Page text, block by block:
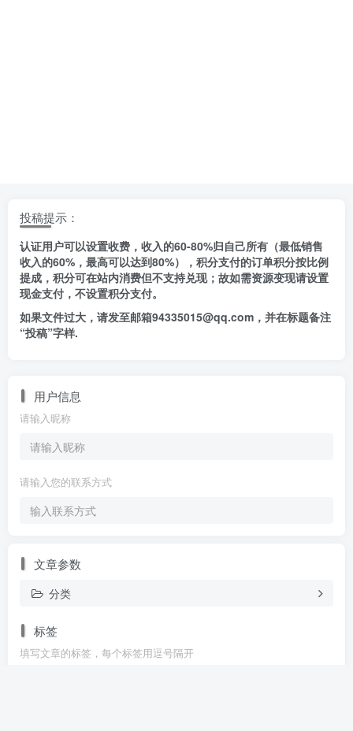
投稿提示：
认证用户可以设置收费，收入的60-80%归自己所有（最低销售
收入的60%，最高可以达到80%），积分支付的订单积分按比例
提成，积分可在站内消费但不支持兑现；故如需资源变现请设置
现金支付，不设置积分支付。
如果文件过大，请发至邮箱94335015@qq.com，并在标题备注
“投稿”字样.
用户信息
请输入昵称
请输入您的联系方式
文章参数
分类
标签
填写文章的标签，每个标签用逗号隔开